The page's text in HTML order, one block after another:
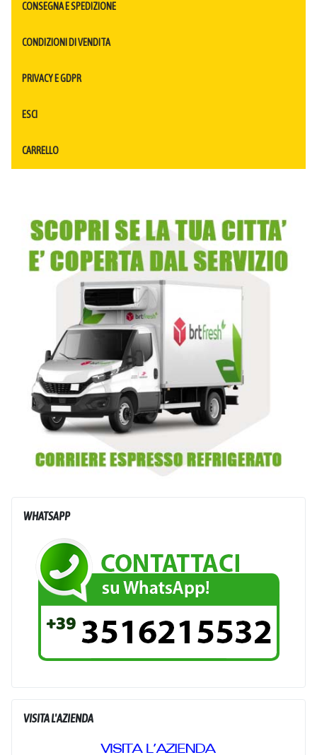
CONSEGNA E SPEDIZIONE
CONDIZIONI DI VENDITA
PRIVACY E GDPR
ESCI
CARRELLO
WHATSAPP
VISITA L'AZIENDA